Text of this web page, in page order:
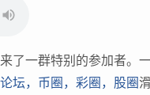
一群特别的参加者。一
坛，币圈，彩圈，股圈